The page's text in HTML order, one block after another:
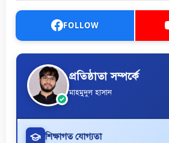
FOLLOW
প্রতিষ্ঠাতা সম্পর্কে
মাহমুদুল হাসান
শিক্ষাগত যোগ্যতা